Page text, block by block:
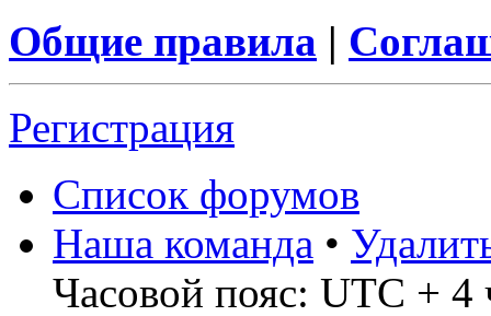
Общие правила |
Регистрация
Список форумов
Наша команда •
Часовой пояс: UTC + 4